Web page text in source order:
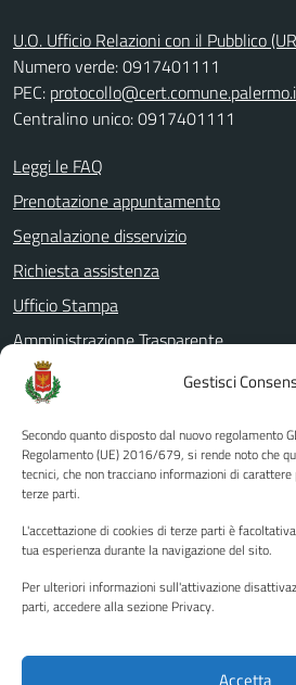
Gestisci
Secondo quanto disposto dal nuovo regolamento
Regolamento (UE) 2016/679, si rende noto che
tecnici, che non tracciano informazioni di
terze parti.
L'accettazione di cookies di terze parti è
tua esperienza durante la navigazione del sito.
Per ulteriori informazioni sull'attivazione
parti, accedere alla sezione Privacy.
Accetta
U.O. Ufficio Relazioni con il Pubblico
Numero verde: 0917401111
PEC:
Centralino unico: 0917401111
Leggi le FAQ
Prenotazione appuntamento
Segnalazione disservizio
Richiesta assistenza
Ufficio Stampa
Amministrazione Trasparente
Albo pretorio
Informativa privacy
Note legali
Dichiarazione di accessibilità
SEGUICI SU